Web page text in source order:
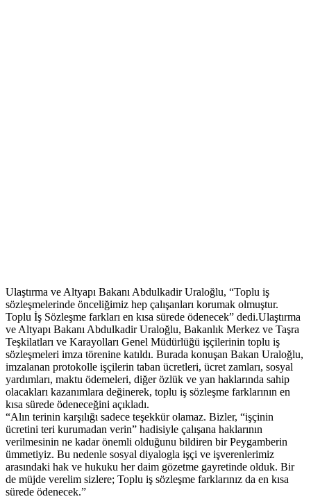
Ulaştırma ve Altyapı Bakanı Abdulkadir Uraloğlu, “Toplu iş
sözleşmelerinde önceliğimiz hep çalışanları korumak olmuştur.
Toplu İş Sözleşme farkları en kısa sürede ödenecek” dedi.Ulaştırma
ve Altyapı Bakanı Abdulkadir Uraloğlu, Bakanlık Merkez ve Taşra
Teşkilatları ve Karayolları Genel Müdürlüğü işçilerinin toplu iş
sözleşmeleri imza törenine katıldı. Burada konuşan Bakan Uraloğlu,
imzalanan protokolle işçilerin taban ücretleri, ücret zamları, sosyal
yardımları, maktu ödemeleri, diğer özlük ve yan haklarında sahip
olacakları kazanımlara değinerek, toplu iş sözleşme farklarının en
kısa sürede ödeneceğini açıkladı.
“Alın terinin karşılığı sadece teşekkür olamaz. Bizler, “işçinin
ücretini teri kurumadan verin” hadisiyle çalışana haklarının
verilmesinin ne kadar önemli olduğunu bildiren bir Peygamberin
ümmetiyiz. Bu nedenle sosyal diyalogla işçi ve işverenlerimiz
arasındaki hak ve hukuku her daim gözetme gayretinde olduk. Bir
de müjde verelim sizlere; Toplu iş sözleşme farklarınız da en kısa
sürede ödenecek.”